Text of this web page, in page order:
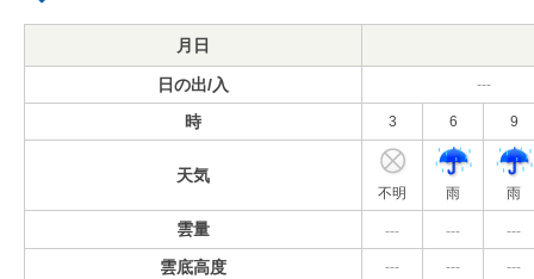
月日
日の出/入 ---
時 3 6 9
天気
不明 雨 雨
雲量 --- --- ---
雲底高度 --- --- ---